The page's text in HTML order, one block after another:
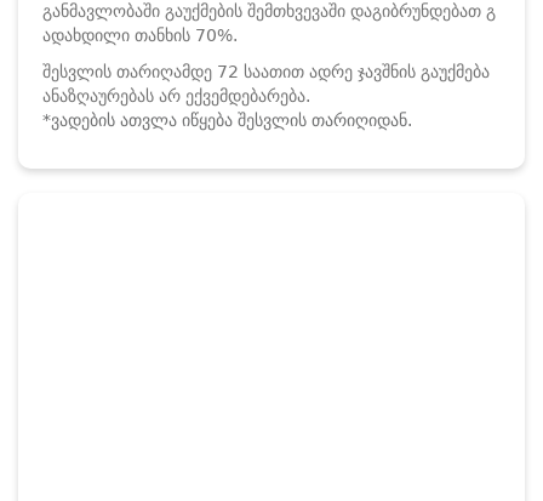
განმავლობაში გაუქმების შემთხვევაში დაგიბრუნდებათ გ
ადახდილი თანხის 70%.
შესვლის თარიღამდე 72 საათით ადრე ჯავშნის გაუქმება
ანაზღაურებას არ ექვემდებარება.
*ვადების ათვლა იწყება შესვლის თარიღიდან.